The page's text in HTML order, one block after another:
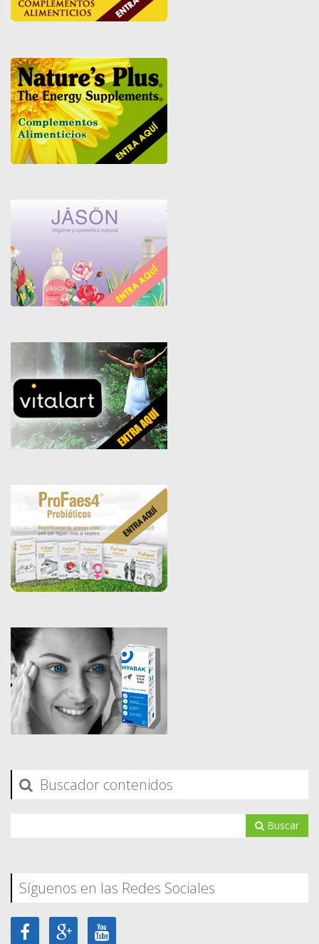
Buscador contenidos
Buscar
Síguenos en las Redes Sociales